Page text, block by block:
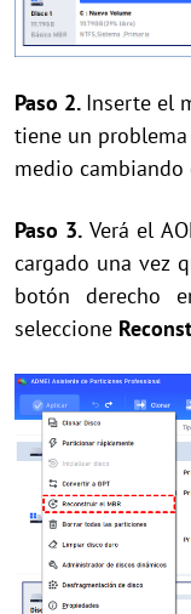
Paso 2. Inserte el
tiene un
medio cambiando
Paso 3. Verá el
cargado una vez
botón derecho
seleccione